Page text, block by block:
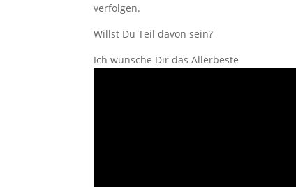
verfolgen.
Willst Du Teil davon sein?
Ich wünsche Dir das Allerbeste